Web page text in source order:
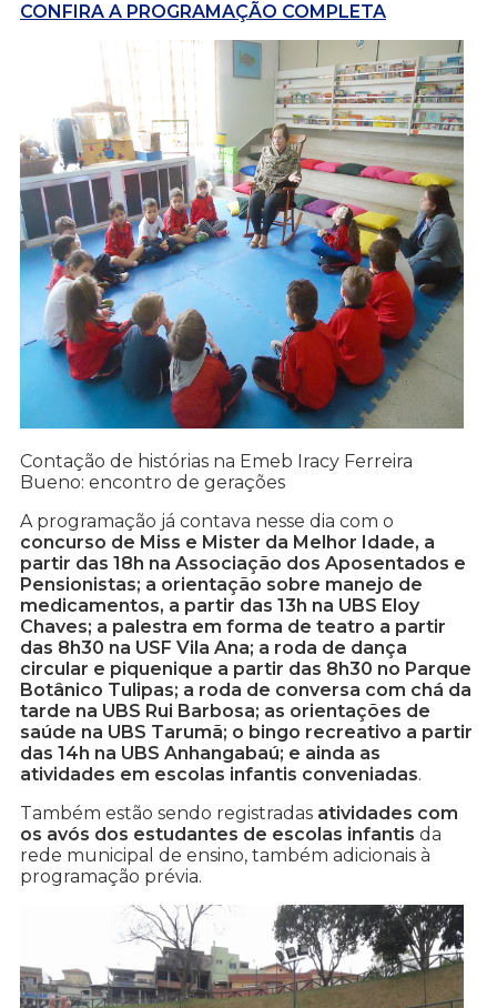
CONFIRA A PROGRAMAÇÃO COMPLETA
Contação de histórias na Emeb Iracy Ferreira
Bueno: encontro de gerações
A programação já contava nesse dia com o
concurso de Miss e Mister da Melhor Idade, a
partir das 18h na Associação dos Aposentados e
Pensionistas; a orientação sobre manejo de
medicamentos, a partir das 13h na UBS Eloy
Chaves; a palestra em forma de teatro a partir
das 8h30 na USF Vila Ana; a roda de dança
circular e piquenique a partir das 8h30 no Parque
Botânico Tulipas; a roda de conversa com chá da
tarde na UBS Rui Barbosa; as orientações de
saúde na UBS Tarumã; o bingo recreativo a partir
das 14h na UBS Anhangabaú; e ainda as
atividades em escolas infantis conveniadas.
Também estão sendo registradas atividades com
os avós dos estudantes de escolas infantis da
rede municipal de ensino, também adicionais à
programação prévia.